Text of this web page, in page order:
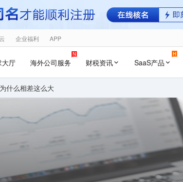
企业福利 APP
大厅 海外公司服务 财税资讯 SaaS产品
什么相差这么大